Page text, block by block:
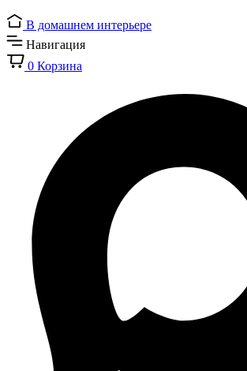
В домашнем интерьере
Навигация
0 Корзина